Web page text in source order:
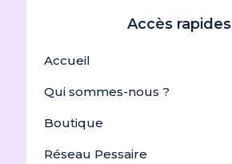
Accès rapides
Accueil
Qui sommes-nous ?
Boutique
Réseau Pessaire